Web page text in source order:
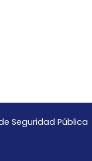
Seguridad Pública